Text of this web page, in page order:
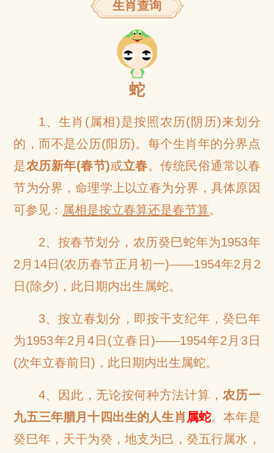
网
生肖查询
蛇
1、生肖(属相)是按照农历(阴历)来划分
的，而不是公历(阳历)。每个生肖年的分界点
是农历新年(春节)或立春。传统民俗通常以春
节为分界，命理学上以立春为分界，具体原因
可参见： 属相是按立春算还是春节算。
2、按春节划分，农历癸巳蛇年为1953年
2月14日(农历春节正月初一)——1954年2月2
日(除夕)，此日期内出生属蛇。
3、按立春划分，即按干支纪年，癸巳年
为1953年2月4日(立春日)——1954年2月3日
(次年立春前日)，此日期内出生属蛇。
4、因此，无论按何种方法计算，农历一
九五三年腊月十四出生的人生肖属蛇。本年是
癸巳年，天干为癸，地支为巳，癸五行属水，